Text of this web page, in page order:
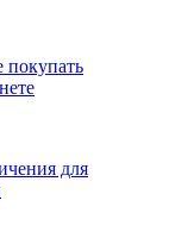
покупать
для